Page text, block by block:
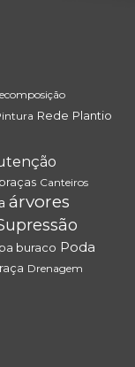
Rede Plantio
praças Canteiros
árvores
buraco Poda
Drenagem